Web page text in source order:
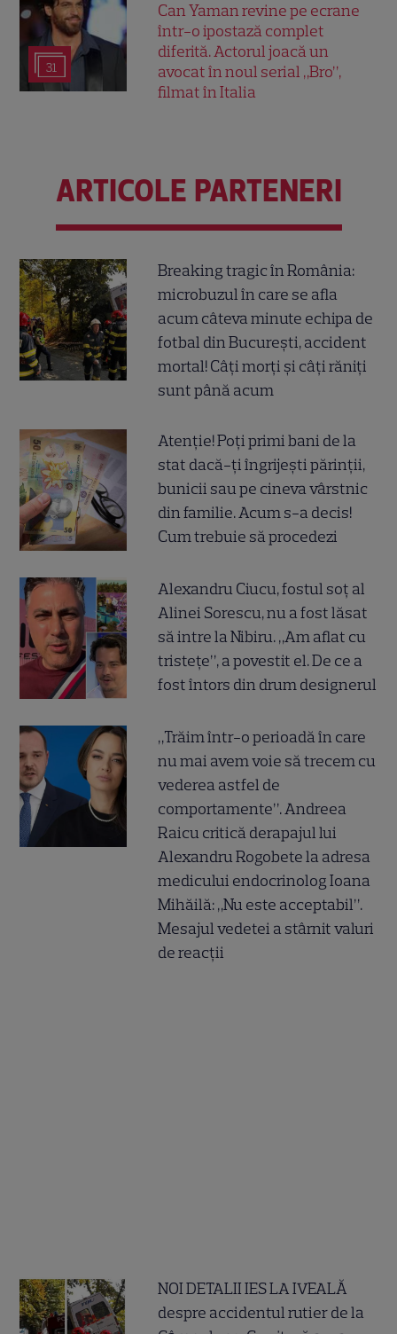
31
Can Yaman revine pe ecrane
într-o ipostază complet
diferită. Actorul joacă un
avocat în noul serial „Bro”,
filmat în Italia
ARTICOLE PARTENERI
Breaking tragic în România:
microbuzul în care se afla
acum câteva minute echipa de
fotbal din București, accident
mortal! Câți morți și câți răniți
sunt până acum
Atenție! Poți primi bani de la
stat dacă-ți îngrijești părinții,
bunicii sau pe cineva vârstnic
din familie. Acum s-a decis!
Cum trebuie să procedezi
Alexandru Ciucu, fostul soț al
Alinei Sorescu, nu a fost lăsat
să intre la Nibiru. „Am aflat cu
tristețe”, a povestit el. De ce a
fost întors din drum designerul
„Trăim într-o perioadă în care
nu mai avem voie să trecem cu
vederea astfel de
comportamente”. Andreea
Raicu critică derapajul lui
Alexandru Rogobete la adresa
medicului endocrinolog Ioana
Mihăilă: „Nu este acceptabil”.
Mesajul vedetei a stârnit valuri
de reacții
NOI DETALII IES LA IVEALĂ
despre accidentul rutier de la